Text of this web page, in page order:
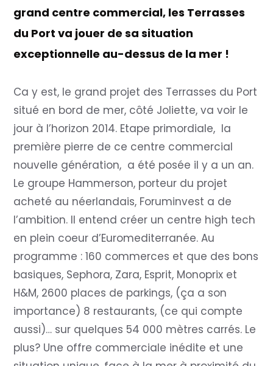
grand centre commercial, les Terrasses
du Port va jouer de sa situation
exceptionnelle au-dessus de la mer !
Ca y est, le grand projet des Terrasses du Port
situé en bord de mer, côté Joliette, va voir le
jour à l’horizon 2014. Etape primordiale, la
première pierre de ce centre commercial
nouvelle génération, a été posée il y a un an.
Le groupe Hammerson, porteur du projet
acheté au néerlandais, Foruminvest a de
l’ambition. Il entend créer un centre high tech
en plein coeur d’Euromediterranée. Au
programme : 160 commerces et que des bons
basiques, Sephora, Zara, Esprit, Monoprix et
H&M, 2600 places de parkings, (ça a son
importance) 8 restaurants, (ce qui compte
aussi)… sur quelques 54 000 mètres carrés. Le
plus? Une offre commerciale inédite et une